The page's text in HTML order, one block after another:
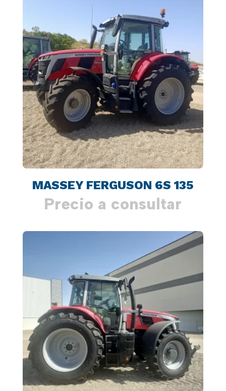
MASSEY FERGUSON 6S 135
Precio a consultar